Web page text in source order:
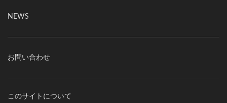
NEWS
お問い合わせ
このサイトについて